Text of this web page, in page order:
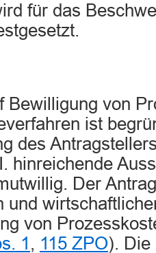
für das
Bewilligung von
ist
des
hinreichende
Der
und
von
1 , 115 ZPO). Die